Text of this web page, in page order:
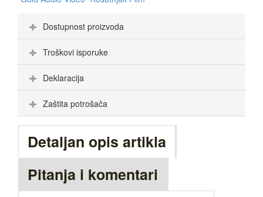
Dostupnost proizvoda
Troškovi isporuke
Deklaracija
Zaštita potrošača
Detaljan opis artikla
Pitanja i komentari